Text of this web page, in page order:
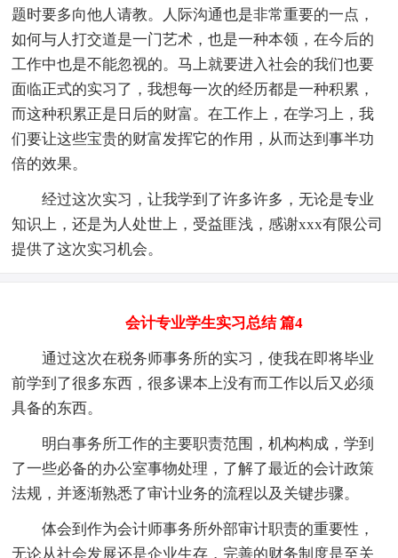
题时要多向他人请教。人际沟通也是非常重要的一点，
如何与人打交道是一门艺术，也是一种本领，在今后的
工作中也是不能忽视的。马上就要进入社会的我们也要
面临正式的实习了，我想每一次的经历都是一种积累，
而这种积累正是日后的财富。在工作上，在学习上，我
们要让这些宝贵的财富发挥它的作用，从而达到事半功
倍的效果。
经过这次实习，让我学到了许多许多，无论是专业
知识上，还是为人处世上，受益匪浅，感谢xxx有限公司
提供了这次实习机会。
会计专业学生实习总结 篇4
通过这次在税务师事务所的实习，使我在即将毕业
前学到了很多东西，很多课本上没有而工作以后又必须
具备的东西。
明白事务所工作的主要职责范围，机构构成，学到
了一些必备的办公室事物处理，了解了最近的会计政策
法规，并逐渐熟悉了审计业务的流程以及关键步骤。
体会到作为会计师事务所外部审计职责的重要性，
无论从社会发展还是企业生存，完善的财务制度是至关